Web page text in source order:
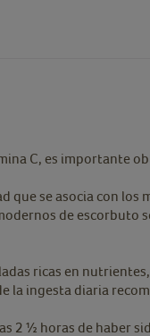
C, es importante
se asocia con
de
ricas en
la ingesta diaria
2 ½ horas de haber